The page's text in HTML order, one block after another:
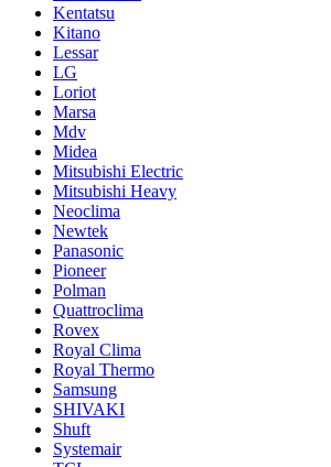
Kentatsu
Kitano
Lessar
LG
Loriot
Marsa
Mdv
Midea
Mitsubishi Electric
Mitsubishi Heavy
Neoclima
Newtek
Panasonic
Pioneer
Polman
Quattroclima
Rovex
Royal Clima
Royal Thermo
Samsung
SHIVAKI
Shuft
Systemair